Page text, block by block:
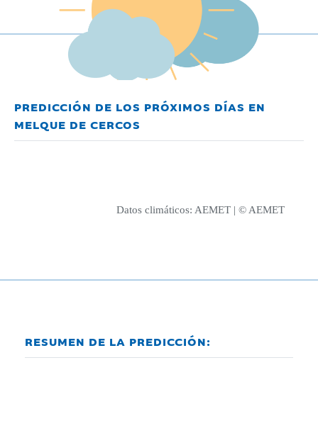
PREDICCIÓN DE LOS PRÓXIMOS DÍAS EN
MELQUE DE CERCOS
Datos climáticos: AEMET | © AEMET
RESUMEN DE LA PREDICCIÓN: